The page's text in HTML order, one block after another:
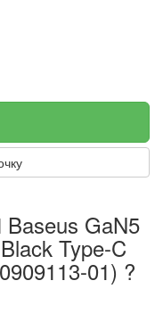
Baseus GaN5
Type-C
01) ?